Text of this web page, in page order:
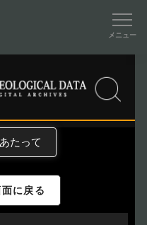
メニュー
考古資料検索
たって
に戻る